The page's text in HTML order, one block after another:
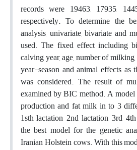
records were 19463, 17935,
respectively. To determine the
analysis, univariate, bivariate and
used. The fixed effect including
calving year, age, number of
year-season and animal effects
was considered. The result of
examined by BIC method. A
production and fat milk in to 3
1sth lactation, 2nd lactation, 3rd,
the best model for the genetic
Iranian Holstein cows. With this